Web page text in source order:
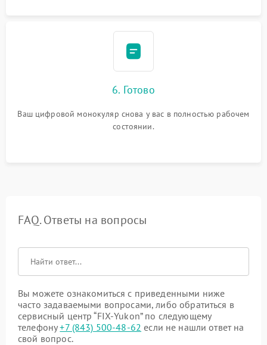
6. Готово
Ваш цифровой монокуляр снова у вас в полностью рабочем
состоянии.
FAQ. Ответы на вопросы
Вы можете ознакомиться с приведенными ниже
часто задаваемыми вопросами, либо обратиться в
сервисный центр “FIX-Yukon” по следующему
телефону+7 (843) 500-48-62 если не нашли ответ на
свой вопрос.